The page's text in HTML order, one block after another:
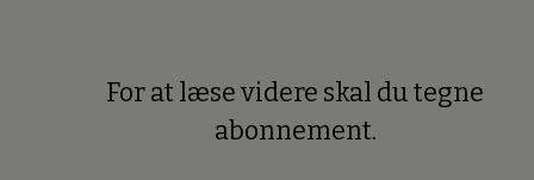
For at læse videre skal du tegne
abonnement.